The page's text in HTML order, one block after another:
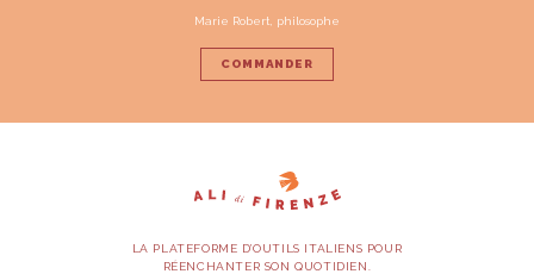
Marie Robert, philosophe
COMMANDER
LA PLATEFORME D’OUTILS ITALIENS POUR
RÉENCHANTER SON QUOTIDIEN.